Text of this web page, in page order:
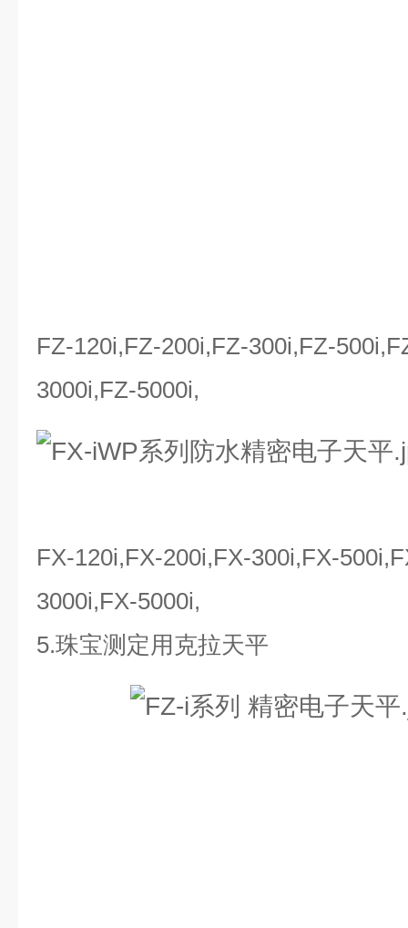
FZ-120i,FZ-200i,FZ-300i,FZ-
3000i,FZ-5000i,
FX-120i,FX-200i,FX-300i,FX-
3000i,FX-5000i,
5.珠宝测定用克拉天平